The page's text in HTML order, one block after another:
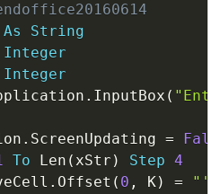
As
String
Integer
Integer
. InputBox (
. ScreenUpdating =
To Len ( xStr ) Step 4
. Offset ( 0 , K) =
"'"